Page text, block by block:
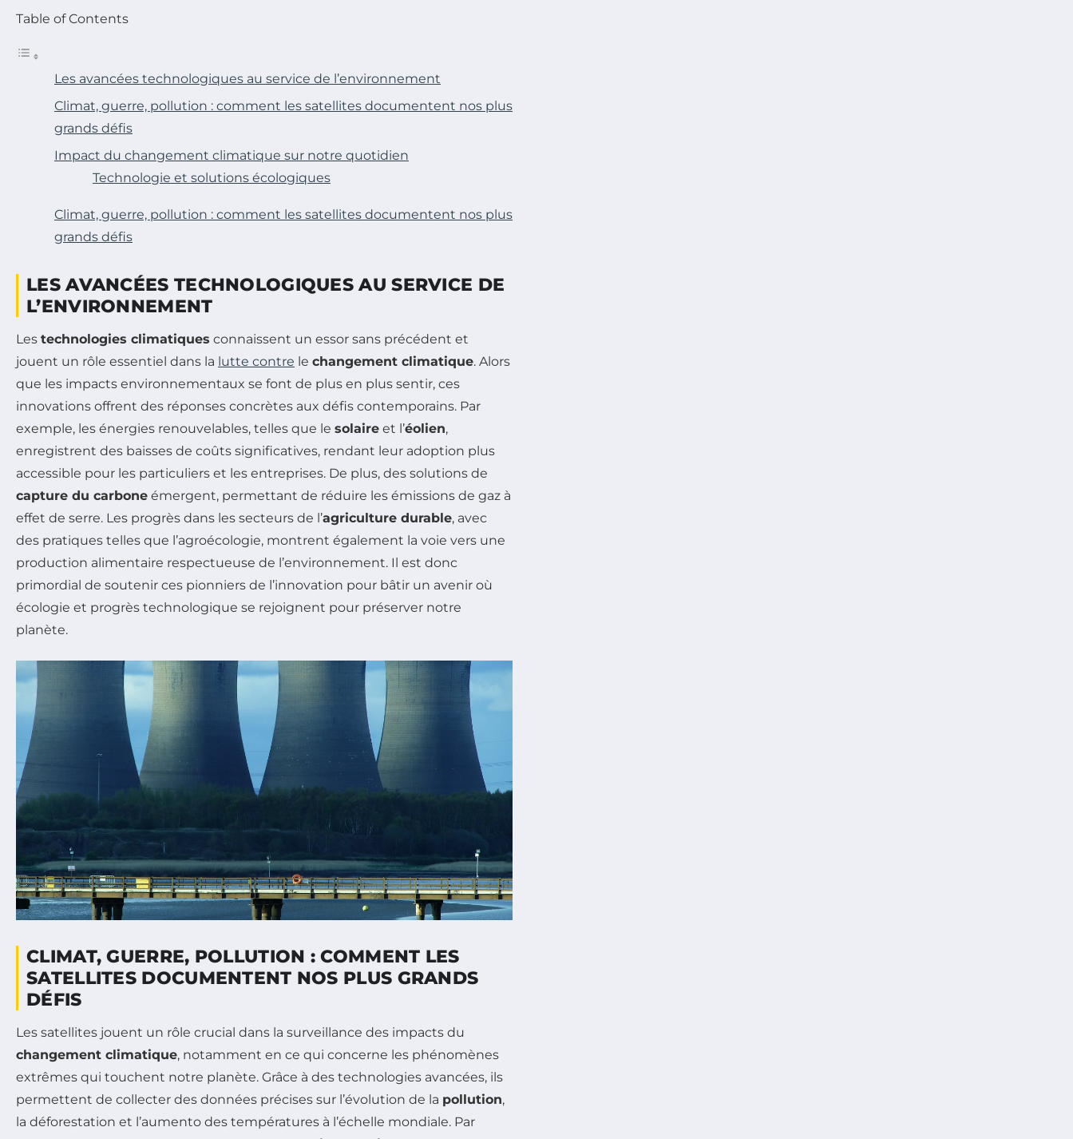
Table of Contents
Les avancées technologiques au service de l’environnement
Climat, guerre, pollution : comment les satellites documentent nos plus
grands défis
Impact du changement climatique sur notre quotidien
Technologie et solutions écologiques
Climat, guerre, pollution : comment les satellites documentent nos plus
grands défis
LES AVANCÉES TECHNOLOGIQUES AU SERVICE DE
L’ENVIRONNEMENT
Les technologies climatiques connaissent un essor sans précédent et
jouent un rôle essentiel dans la lutte contre le changement climatique. Alors
que les impacts environnementaux se font de plus en plus sentir, ces
innovations offrent des réponses concrètes aux défis contemporains. Par
exemple, les énergies renouvelables, telles que le solaire et l’éolien,
enregistrent des baisses de coûts significatives, rendant leur adoption plus
accessible pour les particuliers et les entreprises. De plus, des solutions de
capture du carbone émergent, permettant de réduire les émissions de gaz à
effet de serre. Les progrès dans les secteurs de l’agriculture durable, avec
des pratiques telles que l’agroécologie, montrent également la voie vers une
production alimentaire respectueuse de l’environnement. Il est donc
primordial de soutenir ces pionniers de l’innovation pour bâtir un avenir où
écologie et progrès technologique se rejoignent pour préserver notre
planète.
CLIMAT, GUERRE, POLLUTION : COMMENT LES
SATELLITES DOCUMENTENT NOS PLUS GRANDS
DÉFIS
Les satellites jouent un rôle crucial dans la surveillance des impacts du
changement climatique, notamment en ce qui concerne les phénomènes
extrêmes qui touchent notre planète. Grâce à des technologies avancées, ils
permettent de collecter des données précises sur l’évolution de la pollution,
la déforestation et l’aumento des températures à l’échelle mondiale. Par